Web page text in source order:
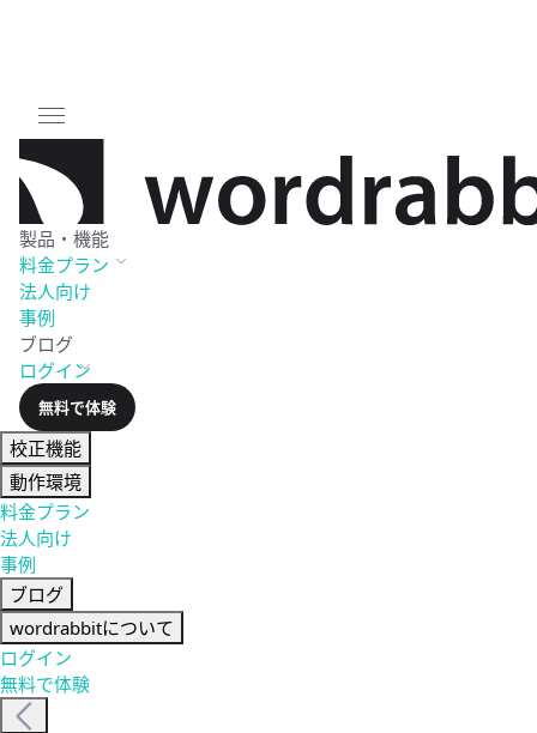
製品・機能
料金プラン
法人向け
事例
ブログ
ログイン
無料で体験
校正機能
動作環境
料金プラン
法人向け
事例
ブログ
wordrabbitについて
ログイン
無料で体験